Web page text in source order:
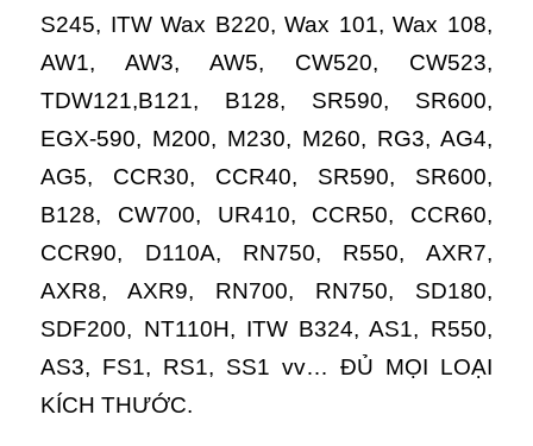
S245, ITW Wax B220, Wax 101, Wax 108,
AW1, AW3, AW5, CW520, CW523,
TDW121,B121, B128, SR590, SR600,
EGX-590, M200, M230, M260, RG3, AG4,
AG5, CCR30, CCR40, SR590, SR600,
B128, CW700, UR410, CCR50, CCR60,
CCR90, D110A, RN750, R550, AXR7,
AXR8, AXR9, RN700, RN750, SD180,
SDF200, NT110H, ITW B324, AS1, R550,
AS3, FS1, RS1, SS1 vv… ĐỦ MỌI LOẠI
KÍCH THƯỚC.